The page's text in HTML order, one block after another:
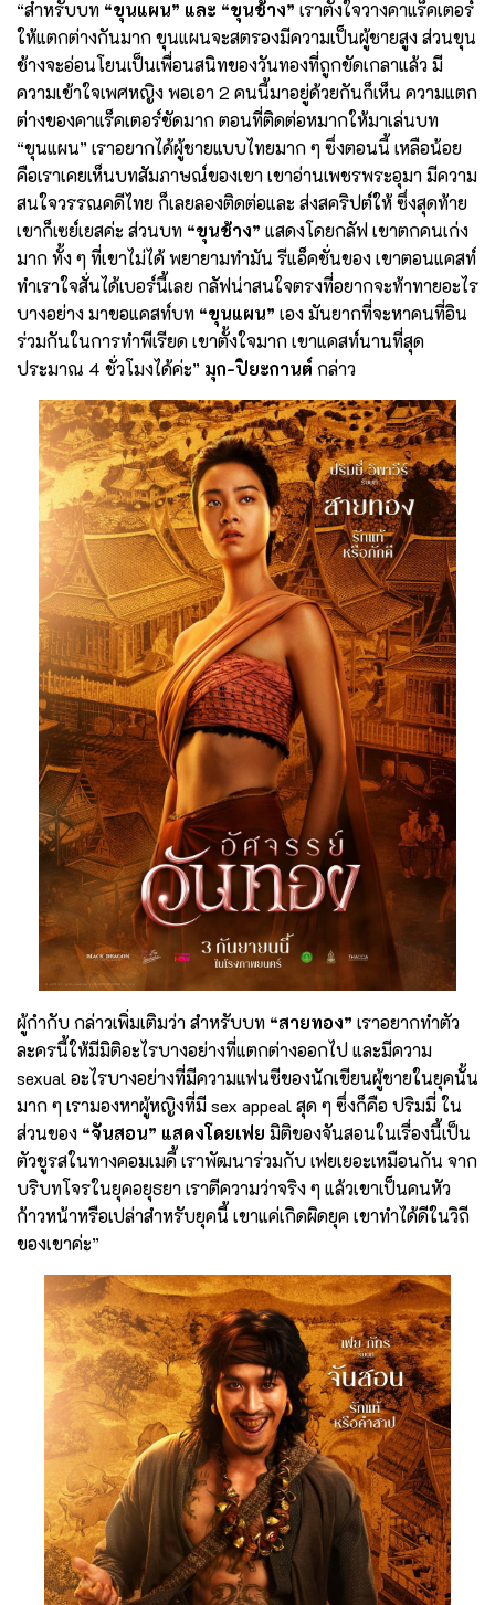
“สำหรับบท “ขุนแผน” และ “ขุนช้าง” เราตั้งใจวางคาแร็คเตอร์
ให้แตกต่างกันมาก ขุนแผนจะสตรองมีความเป็นผู้ชายสูง ส่วนขุน
ช้างจะอ่อนโยนเป็นเพื่อนสนิทของวันทองที่ถูกขัดเกลาแล้ว มี
ความเข้าใจเพศหญิง พอเอา 2 คนนี้มาอยู่ด้วยกันก็เห็น ความแตก
ต่างของคาแร็คเตอร์ชัดมาก ตอนที่ติดต่อหมากให้มาเล่นบท
“ขุนแผน” เราอยากได้ผู้ชายแบบไทยมาก ๆ ซึ่งตอนนี้ เหลือน้อย
คือเราเคยเห็นบทสัมภาษณ์ของเขา เขาอ่านเพชรพระอุมา มีความ
สนใจวรรณคดีไทย ก็เลยลองติดต่อและ ส่งสคริปต์ให้ ซึ่งสุดท้าย
เขาก็เซย์เยสค่ะ ส่วนบท “ขุนช้าง” แสดงโดยกลัฟ เขาตกคนเก่ง
มาก ทั้ง ๆ ที่เขาไม่ได้ พยายามทำมัน รีแอ็คชั่นของ เขาตอนแคสท์
ทำเราใจสั่นได้เบอร์นี้เลย กลัฟน่าสนใจตรงที่อยากจะท้าทายอะไร
บางอย่าง มาขอแคสท์บท “ขุนแผน” เอง มันยากที่จะหาคนที่อิน
ร่วมกันในการทำพีเรียด เขาตั้งใจมาก เขาแคสท์นานที่สุด
ประมาณ 4 ชั่วโมงได้ค่ะ” มุก-ปิยะกานต์ กล่าว
ผู้กำกับ กล่าวเพิ่มเติมว่า สำหรับบท “สายทอง” เราอยากทำตัว
ละครนี้ให้มีมิติอะไรบางอย่างที่แตกต่างออกไป และมีความ
sexual อะไรบางอย่างที่มีความแฟนซีของนักเขียนผู้ชายในยุคนั้น
มาก ๆ เรามองหาผู้หญิงที่มี sex appeal สุด ๆ ซึ่งก็คือ ปริมมี่ ใน
ส่วนของ “จันสอน” แสดงโดยเฟย มิติของจันสอนในเรื่องนี้เป็น
ตัวชูรสในทางคอมเมดี้ เราพัฒนาร่วมกับ เฟยเยอะเหมือนกัน จาก
บริบทโจรในยุคอยุธยา เราตีความว่าจริง ๆ แล้วเขาเป็นคนหัว
ก้าวหน้าหรือเปล่าสำหรับยุคนี้ เขาแค่เกิดผิดยุค เขาทำได้ดีในวิถี
ของเขาค่ะ”